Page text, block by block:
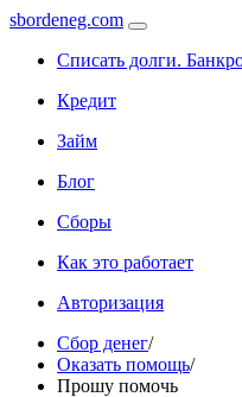
sbordeneg.com
Списать долги.
Кредит
Займ
Блог
Сборы
Как это работает
Авторизация
Сбор денег/
Оказать помощь/
Прошу помочь